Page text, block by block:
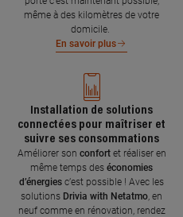
même à des kilomètres de votre
domicile.
En savoir plus
Installation de solutions
connectées pour maîtriser et
suivre ses consommations
Améliorer son confort et réaliser en
même temps des économies
d’énergies c’est possible ! Avec les
solutions Drivia with Netatmo, en
neuf comme en rénovation, rendez